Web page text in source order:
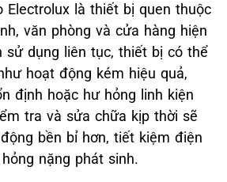
Electrolux là thiết bị quen thuộc
văn phòng và cửa hàng hiện
sử dụng liên tục, thiết bị có thể
hoạt động kém hiệu quả,
định hoặc hư hỏng linh kiện
tra và sửa chữa kịp thời sẽ
bền bỉ hơn, tiết kiệm điện
nặng phát sinh.